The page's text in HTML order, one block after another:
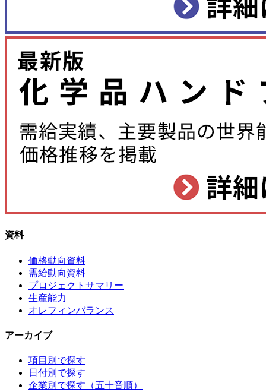
資料
価格動向資料
需給動向資料
プロジェクトサマリー
生産能力
オレフィンバランス
アーカイブ
項目別で探す
日付別で探す
企業別で探す（五十音順）